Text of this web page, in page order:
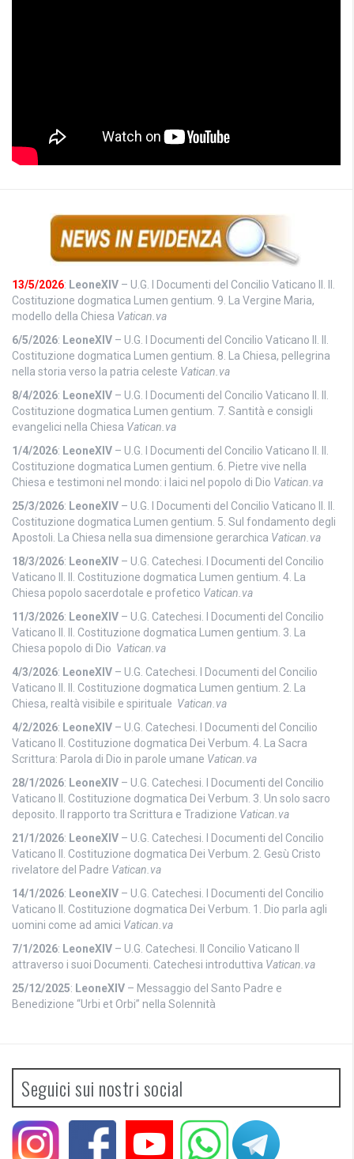
13/5/2026: LeoneXIV – U.G. I Documenti del Concilio Vaticano II. II.
Costituzione dogmatica Lumen gentium. 9. La Vergine Maria,
modello della Chiesa Vatican.va
6/5/2026: LeoneXIV – U.G. I Documenti del Concilio Vaticano II. II.
Costituzione dogmatica Lumen gentium. 8. La Chiesa, pellegrina
nella storia verso la patria celeste Vatican.va
8/4/2026: LeoneXIV – U.G. I Documenti del Concilio Vaticano II. II.
Costituzione dogmatica Lumen gentium. 7. Santità e consigli
evangelici nella Chiesa Vatican.va
1/4/2026: LeoneXIV – U.G. I Documenti del Concilio Vaticano II. II.
Costituzione dogmatica Lumen gentium. 6. Pietre vive nella
Chiesa e testimoni nel mondo: i laici nel popolo di Dio Vatican.va
25/3/2026: LeoneXIV – U.G. I Documenti del Concilio Vaticano II. II.
Costituzione dogmatica Lumen gentium. 5. Sul fondamento degli
Apostoli. La Chiesa nella sua dimensione gerarchica Vatican.va
18/3/2026: LeoneXIV – U.G. Catechesi. I Documenti del Concilio
Vaticano II. II. Costituzione dogmatica Lumen gentium. 4. La
Chiesa popolo sacerdotale e profetico Vatican.va
11/3/2026: LeoneXIV – U.G. Catechesi. I Documenti del Concilio
Vaticano II. II. Costituzione dogmatica Lumen gentium. 3. La
Chiesa popolo di Dio Vatican.va
4/3/2026: LeoneXIV – U.G. Catechesi. I Documenti del Concilio
Vaticano II. II. Costituzione dogmatica Lumen gentium. 2. La
Chiesa, realtà visibile e spirituale Vatican.va
4/2/2026: LeoneXIV – U.G. Catechesi. I Documenti del Concilio
Vaticano II. Costituzione dogmatica Dei Verbum. 4. La Sacra
Scrittura: Parola di Dio in parole umane Vatican.va
28/1/2026: LeoneXIV – U.G. Catechesi. I Documenti del Concilio
Vaticano II. Costituzione dogmatica Dei Verbum. 3. Un solo sacro
deposito. Il rapporto tra Scrittura e Tradizione Vatican.va
21/1/2026: LeoneXIV – U.G. Catechesi. I Documenti del Concilio
Vaticano II. Costituzione dogmatica Dei Verbum. 2. Gesù Cristo
rivelatore del Padre Vatican.va
14/1/2026: LeoneXIV – U.G. Catechesi. I Documenti del Concilio
Vaticano II. Costituzione dogmatica Dei Verbum. 1. Dio parla agli
uomini come ad amici Vatican.va
7/1/2026: LeoneXIV – U.G. Catechesi. Il Concilio Vaticano II
attraverso i suoi Documenti. Catechesi introduttiva Vatican.va
25/12/2025: LeoneXIV – Messaggio del Santo Padre e
Benedizione “Urbi et Orbi” nella Solennità
Seguici sui nostri social